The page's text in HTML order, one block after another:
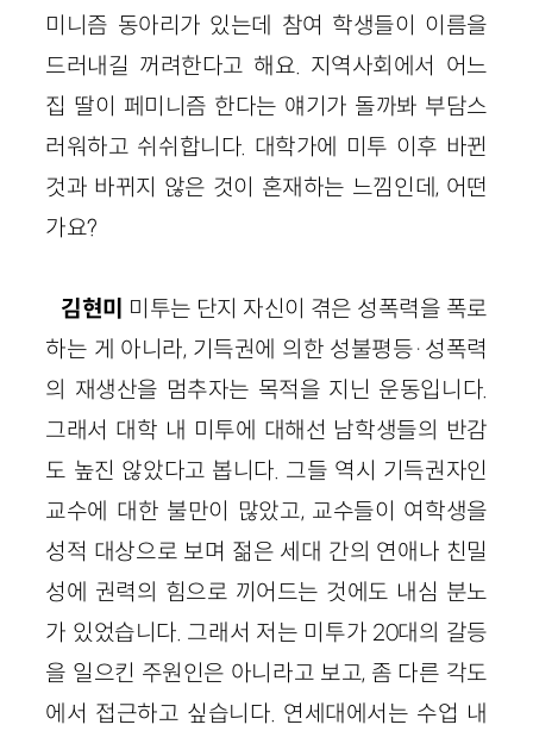
미니즘 동아리가 있는데 참여 학생들이 이름을
드러내길 꺼려한다고 해요. 지역사회에서 어느
집 딸이 페미니즘 한다는 얘기가 돌까봐 부담스
러워하고 쉬쉬합니다. 대학가에 미투 이후 바뀐
것과 바뀌지 않은 것이 혼재하는 느낌인데, 어떤
가요?
김현미 미투는 단지 자신이 겪은 성폭력을 폭로
하는 게 아니라, 기득권에 의한 성불평등·성폭력
의 재생산을 멈추자는 목적을 지닌 운동입니다.
그래서 대학 내 미투에 대해선 남학생들의 반감
도 높진 않았다고 봅니다. 그들 역시 기득권자인
교수에 대한 불만이 많았고, 교수들이 여학생을
성적 대상으로 보며 젊은 세대 간의 연애나 친밀
성에 권력의 힘으로 끼어드는 것에도 내심 분노
가 있었습니다. 그래서 저는 미투가 20대의 갈등
을 일으킨 주원인은 아니라고 보고, 좀 다른 각도
에서 접근하고 싶습니다. 연세대에서는 수업 내